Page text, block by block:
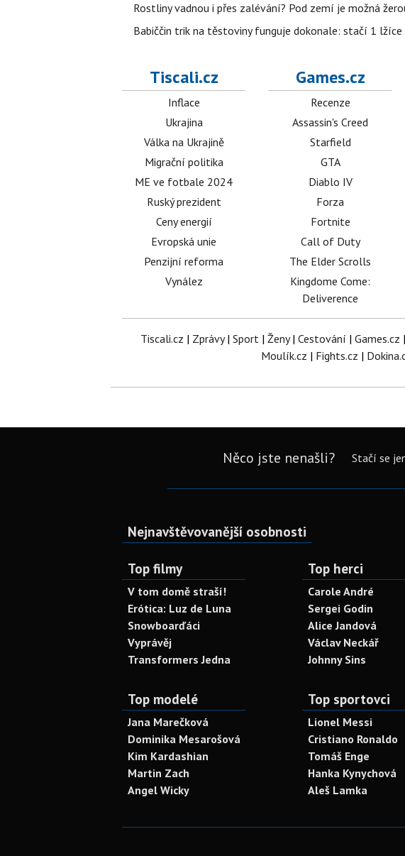
Rostliny vadnou i přes zalévání? Pod zemí je možná
Babiččin trik na těstoviny funguje dokonale: stačí 1 lžíce
Tiscali.cz
Inflace
Ukrajina
Válka na Ukrajině
Migrační politika
ME ve fotbale 2024
Ruský prezident
Ceny energií
Evropská unie
Penzijní reforma
Vynález
Games.cz
Recenze
Assassin's Creed
Starfield
GTA
Diablo IV
Forza
Fortnite
Call of Duty
The Elder Scrolls
Kingdome Come:
Deliverence
Tiscali.cz | Zprávy| Sport| Ženy| Cestování | Games.cz |
Moulík.cz | Fights.cz |
Něco jste nenašli? Stačí se
Nejnavštěvovanější osobnosti
Top filmy
V tom domě straší!
Erótica: Luz de Luna
Snowboarďáci
Vyprávěj
Transformers Jedna
Top herci
Carole André
Sergei Godin
Alice Jandová
Václav Neckář
Johnny Sins
Top modelé
Jana Marečková
Dominika Mesarošová
Kim Kardashian
Martin Zach
Angel Wicky
Top sportovci
Lionel Messi
Cristiano Ronaldo
Tomáš Enge
Hanka Kynychová
Aleš Lamka